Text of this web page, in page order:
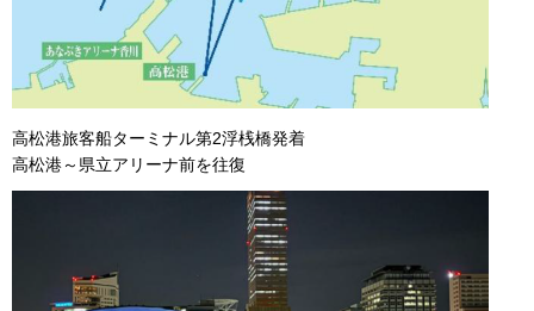
高松港旅客船ターミナル第2浮桟橋発着
高松港～県立アリーナ前を往復